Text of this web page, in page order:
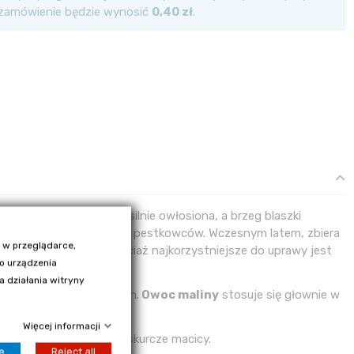
będzie wynosić 0,40 zł.
strona liści jest silnie owłosiona, a brzeg blaszki
obok siebie pestkowców. Wczesnym latem, zbiera
wymaganiach, chociaż najkorzystniejsze do uprawy jest
olejków eterycznych. Owoc maliny stosuje się głownie w
ponieważ pobudzają skurcze macicy.
przeglądarce,
urządzenia
działania witryny
Więcej informacji
Reject all